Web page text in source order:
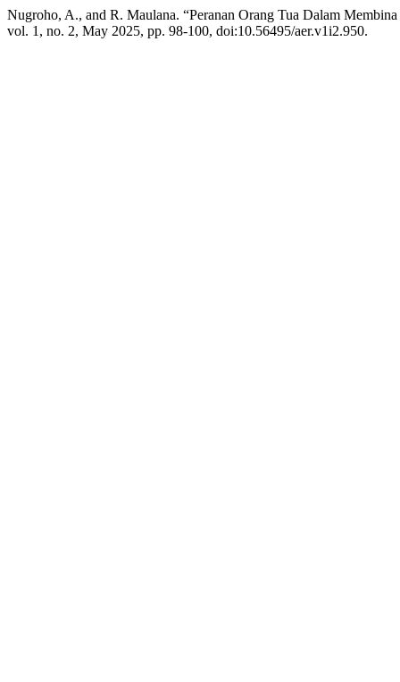
Nugroho, A., and R. Maulana. “Peranan Orang Tua Dalam
vol. 1, no. 2, May 2025, pp. 98-100, doi:10.56495/aer.v1i2.950.